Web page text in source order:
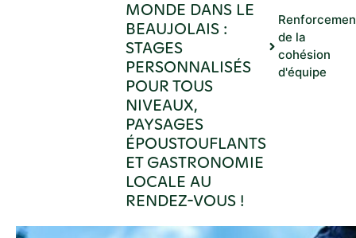
MONDE DANS LE
BEAUJOLAIS :
STAGES
PERSONNALISÉS
POUR TOUS
NIVEAUX,
PAYSAGES
ÉPOUSTOUFLANTS
ET GASTRONOMIE
LOCALE AU
RENDEZ-VOUS !
de la
cohésion
d'équipe